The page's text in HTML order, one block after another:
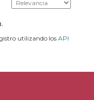
utilizando los API